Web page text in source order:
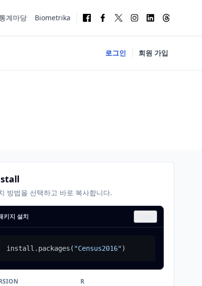
통계마당 Biometrika
로그인 회원 가입
방법을 선택하고 바로 복사합니다.
키지 설치
install.packages ( "Census2016")
R